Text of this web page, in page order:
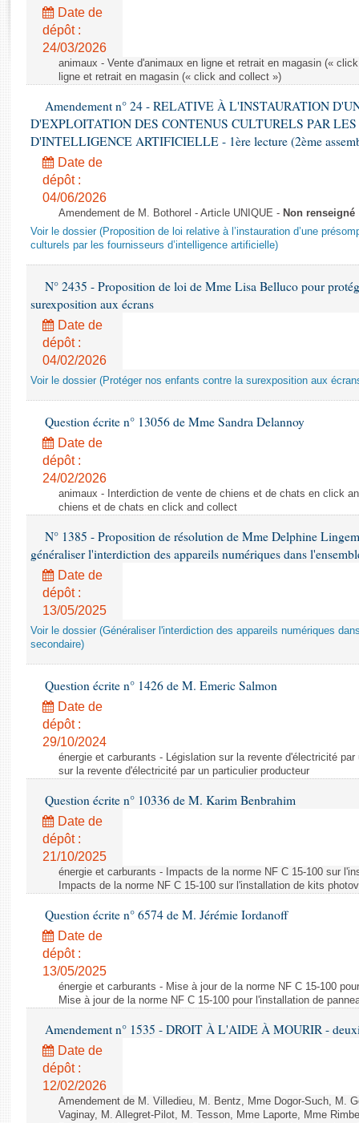
Rapports législatifs
Rapports sur l'application des lois
Baromètre de l’application des lois
Dossiers législatifs
Budget et sécurité sociale
Questions écrites et orales
Comptes rendus des débats
Date de
dépôt :
24/03/2026
animaux - Vente d'animaux en ligne et retrait en magasin («
ligne et retrait en magasin (« click and collect »)
Amendement n° 24 - RELATIVE À L'INSTAURATION
D'EXPLOITATION DES CONTENUS CULTURELS PAR LES
D'INTELLIGENCE ARTIFICIELLE - 1ère lecture (2ème
Date de
dépôt :
04/06/2026
Amendement de M. Bothorel - Article UNIQUE - Non renseigné
Voir le dossier (Proposition de loi relative à l’instauration d’une
culturels par les fournisseurs d’intelligence artificielle)
N° 2435 - Proposition de loi de Mme Lisa Belluco pour
surexposition aux écrans
Date de
dépôt :
04/02/2026
Voir le dossier (Protéger nos enfants contre la surexposition aux
Question écrite n° 13056 de Mme Sandra Delannoy
Date de
dépôt :
24/02/2026
animaux - Interdiction de vente de chiens et de chats en click
chiens et de chats en click and collect
N° 1385 - Proposition de résolution de Mme Delphine
généraliser l'interdiction des appareils numériques dans
Date de
dépôt :
13/05/2025
Voir le dossier (Généraliser l'interdiction des appareils numériques
secondaire)
Question écrite n° 1426 de M. Emeric Salmon
Date de
dépôt :
29/10/2024
énergie et carburants - Législation sur la revente d'électricité
sur la revente d'électricité par un particulier producteur
Question écrite n° 10336 de M. Karim Benbrahim
Date de
dépôt :
21/10/2025
énergie et carburants - Impacts de la norme NF C 15-100 sur
Impacts de la norme NF C 15-100 sur l'installation de kits
Question écrite n° 6574 de M. Jérémie Iordanoff
Date de
dépôt :
13/05/2025
énergie et carburants - Mise à jour de la norme NF C 15-100
Mise à jour de la norme NF C 15-100 pour l'installation de
Amendement n° 1535 - DROIT À L'AIDE À MOURIR -
Date de
dépôt :
12/02/2026
Amendement de M. Villedieu, M. Bentz, Mme Dogor-Such, M.
Vaginay, M. Allegret-Pilot, M. Tesson, Mme Laporte, Mme